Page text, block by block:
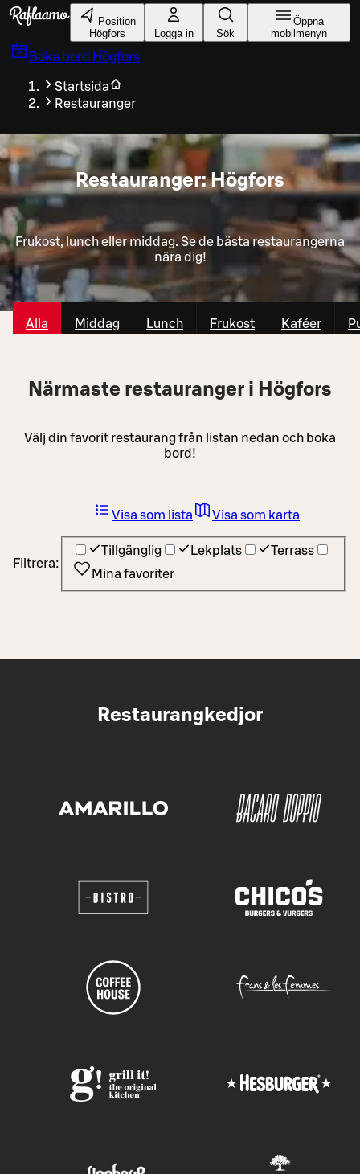
Gå till huvudinnehållet
Position
Högfors
Logga in Sök
Öppna
mobilmenyn
Boka bord Högfors
Startsida
Restauranger
Restauranger: Högfors
Frukost, lunch eller middag. Se de bästa restaurangerna
nära dig!
Alla Middag Lunch Frukost Kaféer
Närmaste restauranger i Högfors
Välj din favorit restaurang från listan nedan och boka
bord!
Filtrera:
Tillgänglig Lekplats
Terrass
Mina favoriter
Visa som lista Visa som karta
Restaurangkedjor